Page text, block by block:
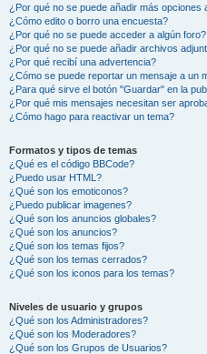
¿Por qué no se puede añadir más opciones
¿Cómo edito o borro una encuesta?
¿Por qué no se puede acceder a algún foro?
¿Por qué no se puede añadir archivos
¿Por qué recibí una advertencia?
¿Cómo se puede reportar un mensaje a un
¿Para qué sirve el botón "Guardar" en la
¿Por qué mis mensajes necesitan ser
¿Cómo hago para reactivar un tema?
Formatos y tipos de temas
¿Qué es el código BBCode?
¿Puedo usar HTML?
¿Qué son los emoticonos?
¿Puedo publicar imagenes?
¿Qué son los anuncios globales?
¿Qué son los anuncios?
¿Qué son los temas fijos?
¿Qué son los temas cerrados?
¿Qué son los iconos para los temas?
Niveles de usuario y grupos
¿Qué son los Administradores?
¿Qué son los Moderadores?
¿Qué son los Grupos de Usuarios?